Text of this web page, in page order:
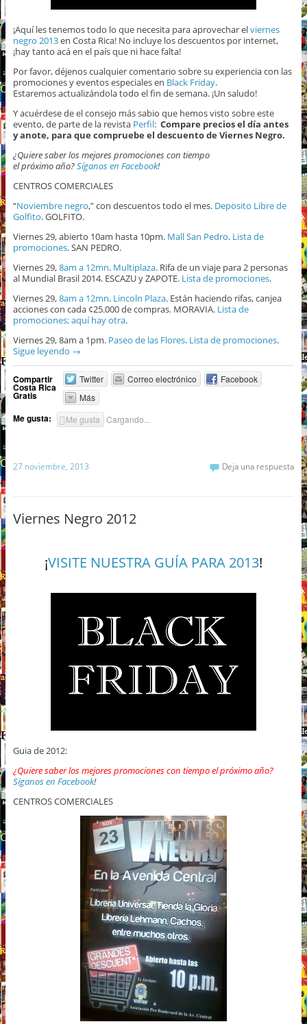
¡Aquí les tenemos todo lo que necesita para aprovechar elviernes
negro 2013en Costa Rica! No incluye los descuentos por internet,
¡hay tanto acá en el país que ni hace falta!
Por favor, déjenos cualquier comentario sobre su experiencia con las
promociones y eventos especiales en Black Friday.
Estaremos actualizándola todo el fin de semana. ¡Un saludo!
Y acuérdese de el consejo más sabio que hemos visto sobre este
evento, de parte de la revista Perfil: Compare precios el día antes
y anote, para que compruebe el descuento de Viernes Negro.
¿Quiere saber los mejores promociones con tiempo
el próximo año?Síganos en Facebook!
CENTROS COMERCIALES
“Noviembre negro,” con descuentos todo el mes. Deposito Libre de
Golfito. GOLFITO.
Viernes 29, abierto 10am hasta 10pm. Mall San Pedro. Lista de
promociones. SAN PEDRO.
Viernes 29,8am a 12mn. Multiplaza. Rifa de un viaje para 2 personas
al Mundial Brasil 2014. ESCAZU y ZAPOTE. Lista de promociones.
Viernes 29,8am a 12mn. Lincoln Plaza. Están haciendo rifas, canjea
acciones con cada ¢25.000 de compras. MORAVIA. Lista de
promociones;aquí hay otra.
Viernes 29, 8am a 1pm. Paseo de las Flores. Lista de promociones.
Sigue leyendo →
Compartir
Costa Rica
Gratis
Twitter Correo electrónico
Facebook
Más
Me gusta: Me gusta Cargando...
27 noviembre, 2013 Deja una respuesta
Viernes Negro 2012
¡VISITE NUESTRA GUÍA PARA 2013!
Guia de 2012:
¿Quiere saber los mejores promociones con tiempo el próximo año?
Síganos en Facebook!
CENTROS COMERCIALES